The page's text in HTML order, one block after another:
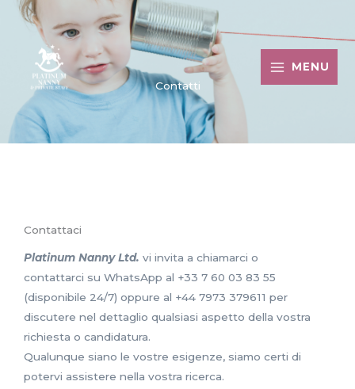
contenuto
MENU
Contatti
Contattaci
Platinum Nanny Ltd. vi invita a chiamarci o
contattarci su WhatsApp al +33 7 60 03 83 55
(disponibile 24/7) oppure al +44 7973 379611 per
discutere nel dettaglio qualsiasi aspetto della vostra
richiesta o candidatura.
Qualunque siano le vostre esigenze, siamo certi di
potervi assistere nella vostra ricerca.